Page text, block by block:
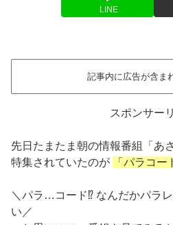
LINE
記事内に広告が含ま
スポンサー
先日たまたま朝の情報番組「あ
特集されていたのが
「パラコー
＼パラ…コード⁉ なんだかパラ
い／